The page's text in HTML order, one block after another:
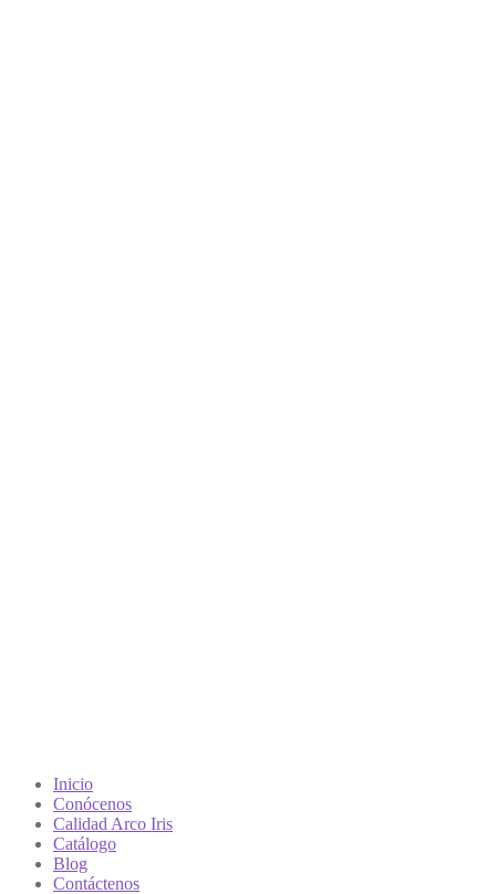
Inicio
Conócenos
Calidad Arco Iris
Catálogo
Blog
Contáctenos